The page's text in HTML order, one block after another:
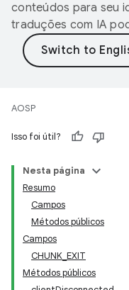
conteúdos para seu
traduções com IA
AOSP
Isso foi útil?
Nesta página
Resumo
Campos
Métodos públicos
Campos
CHUNK_EXIT
Métodos públicos